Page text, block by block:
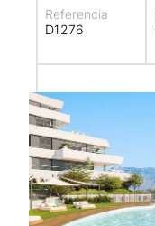
Referencia
D1276